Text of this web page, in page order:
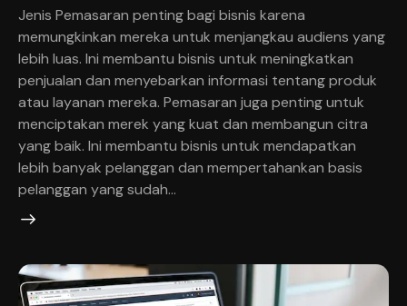
Jenis Pemasaran penting bagi bisnis karena
memungkinkan mereka untuk menjangkau audiens yang
lebih luas. Ini membantu bisnis untuk meningkatkan
penjualan dan menyebarkan informasi tentang produk
atau layanan mereka. Pemasaran juga penting untuk
menciptakan merek yang kuat dan membangun citra
yang baik. Ini membantu bisnis untuk mendapatkan
lebih banyak pelanggan dan mempertahankan basis
pelanggan yang sudah…